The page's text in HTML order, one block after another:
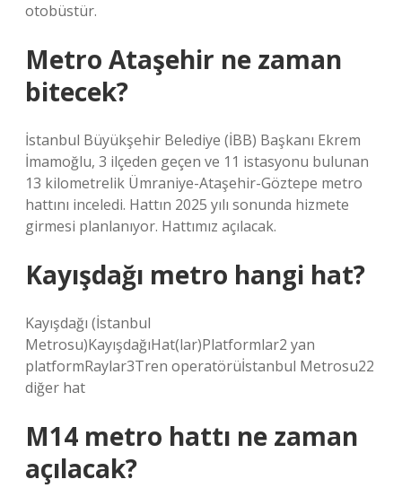
otobüstür.
Metro Ataşehir ne zaman
bitecek?
İstanbul Büyükşehir Belediye (İBB) Başkanı Ekrem
İmamoğlu, 3 ilçeden geçen ve 11 istasyonu bulunan
13 kilometrelik Ümraniye-Ataşehir-Göztepe metro
hattını inceledi. Hattın 2025 yılı sonunda hizmete
girmesi planlanıyor. Hattımız açılacak.
Kayışdağı metro hangi hat?
Kayışdağı (İstanbul
Metrosu)KayışdağıHat(lar)Platformlar2 yan
platformRaylar3Tren operatörüİstanbul Metrosu22
diğer hat
M14 metro hattı ne zaman
açılacak?